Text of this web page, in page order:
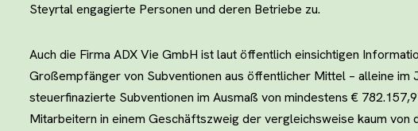
Steyrtal engagierte Personen und deren Betriebe zu.
Auch die Firma ADX Vie GmbH ist laut öffentlich einsichtigen
Großempfänger von Subventionen aus öffentlicher Mittel – alleine im
steuerfinazierte Subventionen im Ausmaß von mindestens €
Mitarbeitern in einem Geschäftszweig der vergleichsweise kaum von